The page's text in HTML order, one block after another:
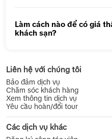
Làm cách nào để có giá
khách sạn?
Liên hệ với chúng tôi
Bảo đảm dịch vụ
Chăm sóc khách hàng
Xem thông tin dịch vụ
Yêu cầu hoàn/đổi tour
Các dịch vụ khác